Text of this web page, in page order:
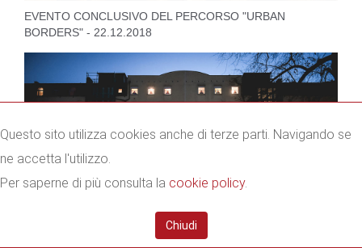
EVENTO CONCLUSIVO DEL PERCORSO "URBAN
BORDERS" - 22.12.2018
Questo sito utilizza cookies anche di terze parti. Navigando se
ne accetta l'utilizzo.
Per saperne di più consulta la cookie policy.
Chiudi